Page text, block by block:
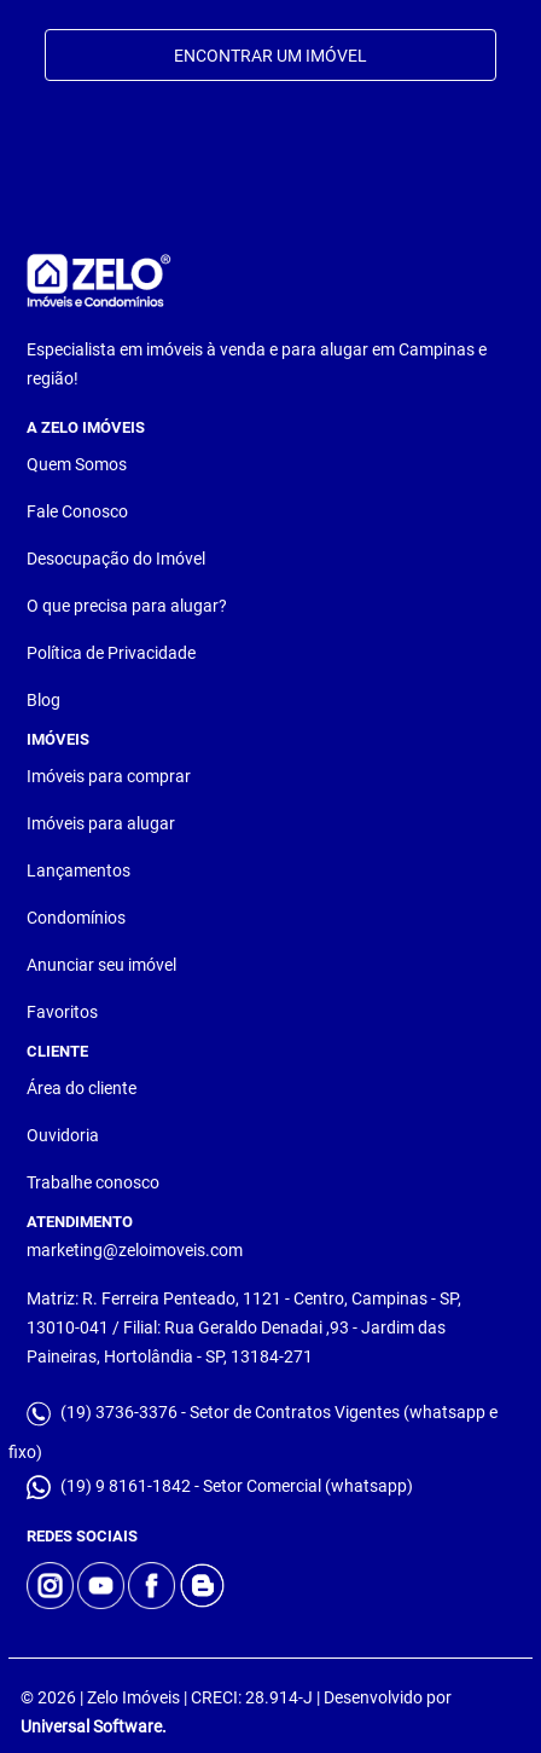
ENCONTRAR UM IMÓVEL
Especialista em imóveis à venda e para alugar em Campinas e
região!
A ZELO IMÓVEIS
Quem Somos
Fale Conosco
Desocupação do Imóvel
O que precisa para alugar?
Política de Privacidade
Blog
IMÓVEIS
Imóveis para comprar
Imóveis para alugar
Lançamentos
Condomínios
Anunciar seu imóvel
Favoritos
CLIENTE
Área do cliente
Ouvidoria
Trabalhe conosco
ATENDIMENTO
marketing@zeloimoveis.com
Matriz: R. Ferreira Penteado, 1121 - Centro, Campinas - SP,
13010-041 / Filial: Rua Geraldo Denadai ,93 - Jardim das
Paineiras, Hortolândia - SP, 13184-271
(19) 3736-3376 - Setor de Contratos Vigentes (whatsapp e
fixo)
(19) 9 8161-1842 - Setor Comercial (whatsapp)
REDES SOCIAIS
© 2026 | Zelo Imóveis | CRECI: 28.914-J | Desenvolvido por
Universal Software.